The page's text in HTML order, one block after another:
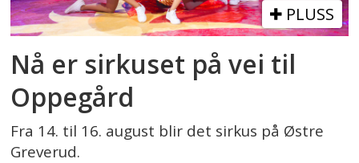
PLUSS
Nå er sirkuset på vei til
Oppegård
Fra 14. til 16. august blir det sirkus på Østre
Greverud.